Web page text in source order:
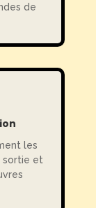
de
les
sortie et